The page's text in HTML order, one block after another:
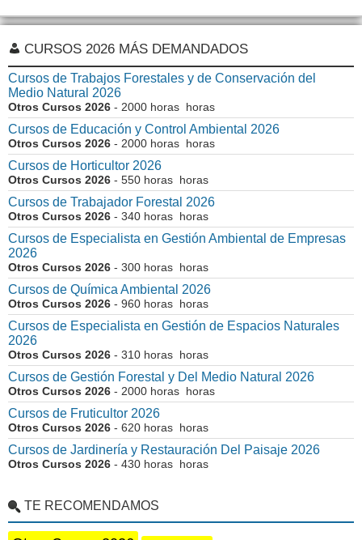
CURSOS 2026 MÁS DEMANDADOS
Cursos de Trabajos Forestales y de Conservación del
Medio Natural 2026
Otros Cursos 2026 - 2000 horas horas
Cursos de Educación y Control Ambiental 2026
Otros Cursos 2026 - 2000 horas horas
Cursos de Horticultor 2026
Otros Cursos 2026 - 550 horas horas
Cursos de Trabajador Forestal 2026
Otros Cursos 2026 - 340 horas horas
Cursos de Especialista en Gestión Ambiental de Empresas
2026
Otros Cursos 2026 - 300 horas horas
Cursos de Química Ambiental 2026
Otros Cursos 2026 - 960 horas horas
Cursos de Especialista en Gestión de Espacios Naturales
2026
Otros Cursos 2026 - 310 horas horas
Cursos de Gestión Forestal y Del Medio Natural 2026
Otros Cursos 2026 - 2000 horas horas
Cursos de Fruticultor 2026
Otros Cursos 2026 - 620 horas horas
Cursos de Jardinería y Restauración Del Paisaje 2026
Otros Cursos 2026 - 430 horas horas
TE RECOMENDAMOS